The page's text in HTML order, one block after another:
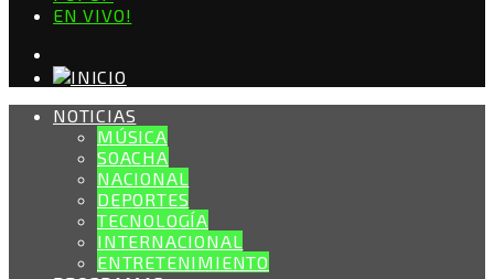
EN VIVO!
NOTICIAS
MÚSICA
SOACHA
NACIONAL
DEPORTES
TECNOLOGÍA
INTERNACIONAL
ENTRETENIMIENTO